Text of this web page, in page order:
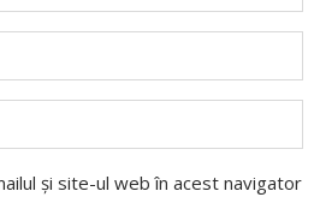
și site-ul web în acest navigator